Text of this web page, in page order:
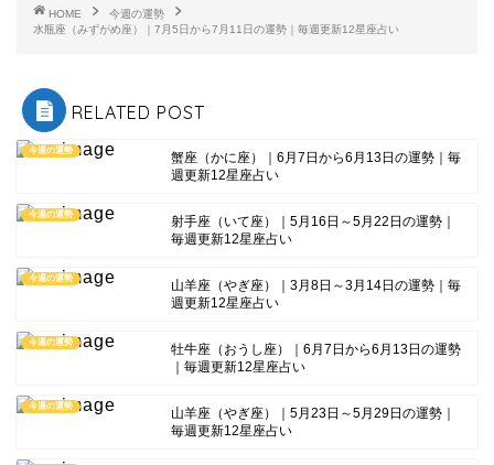
HOME
今週の運勢
水瓶座（みずがめ座）｜7月5日から7月11日の運勢｜毎週更新12星座占い
RELATED POST
今週の運勢
蟹座（かに座）｜6月7日から6月13日の運勢｜毎
週更新12星座占い
今週の運勢
射手座（いて座）｜5月16日～5月22日の運勢｜
毎週更新12星座占い
今週の運勢
山羊座（やぎ座）｜3月8日～3月14日の運勢｜毎
週更新12星座占い
今週の運勢
牡牛座（おうし座）｜6月7日から6月13日の運勢
｜毎週更新12星座占い
今週の運勢
山羊座（やぎ座）｜5月23日～5月29日の運勢｜
毎週更新12星座占い